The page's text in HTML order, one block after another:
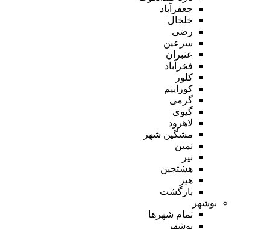
جعفرآباد
خلخال
رضی
سرعین
عنبران
فخرآباد
کلور
کوراییم
گرمی
گیوی
لاهرود
مشگین شهر
نمین
نیر
هشتجین
هیر
بازگشت
بوشهر
تمام شهر‌ها
بوشهر